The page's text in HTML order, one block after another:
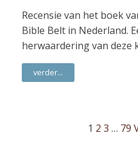
Recensie van het boek
Bible Belt in Nederland.
herwaardering van deze
verder...
1 2 3 … 79